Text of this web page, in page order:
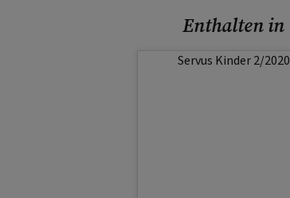
Enthalten in
Servus Kinder 2/2020